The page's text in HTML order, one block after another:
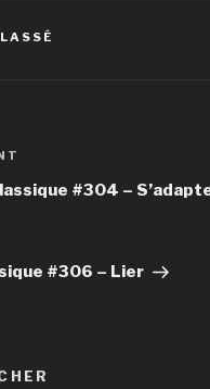
#304 –
#306 – Lier